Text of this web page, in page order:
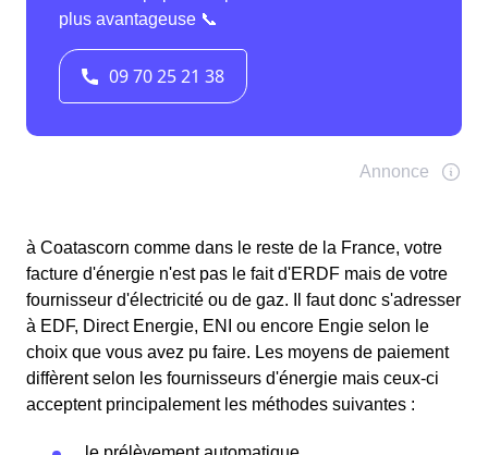
à Coatascorn comme dans le reste de la France, votre
facture d'énergie n'est pas le fait d'ERDF mais de votre
fournisseur d'électricité ou de gaz. Il faut donc s'adresser
à EDF, Direct Energie, ENI ou encore Engie selon le
choix que vous avez pu faire. Les moyens de paiement
diffèrent selon les fournisseurs d'énergie mais ceux-ci
acceptent principalement les méthodes suivantes :